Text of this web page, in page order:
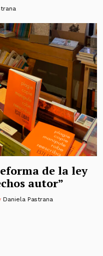
de la ley
autor”
Daniela Pastrana